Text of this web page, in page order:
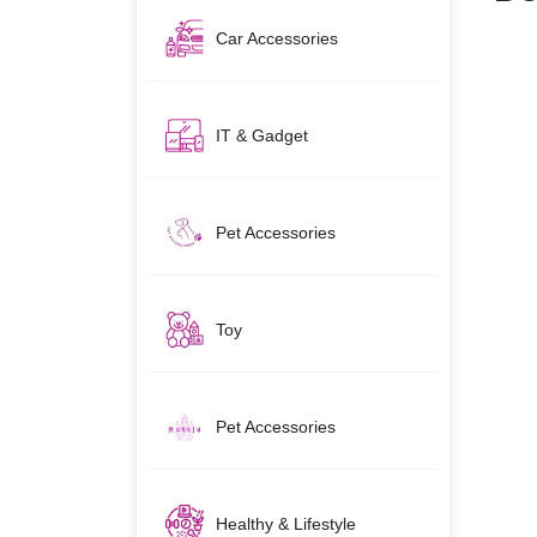
Car Accessories
IT & Gadget
Pet Accessories
Toy
Pet Accessories
Healthy & Lifestyle